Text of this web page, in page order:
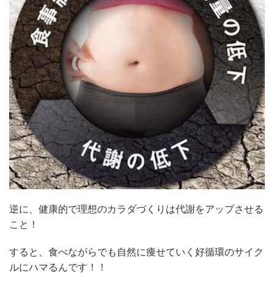
逆に、健康的で理想のカラダづくりは代謝をアップさせる
こと！
すると、食べながらでも自然に痩せていく好循環のサイク
ルにハマるんです！！